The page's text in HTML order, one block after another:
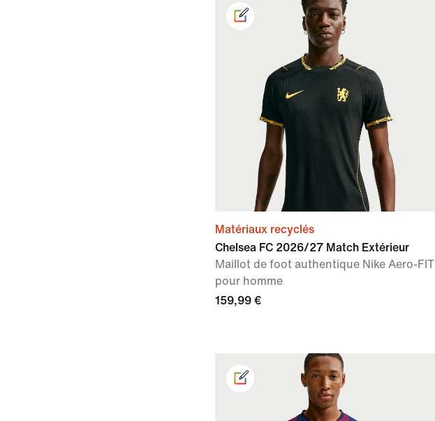
Matériaux recyclés
Chelsea FC 2026/27 Match Extérieur
Maillot de foot authentique Nike Aero-FIT
pour homme
159,99 €